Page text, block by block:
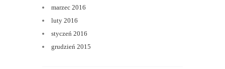
marzec 2016
luty 2016
styczeń 2016
grudzień 2015